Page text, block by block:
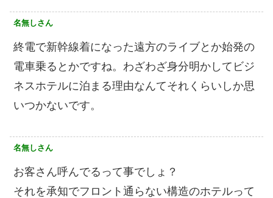
名無しさん
終電で新幹線着になった遠方のライブとか始発の
電車乗るとかですね。わざわざ身分明かしてビジ
ネスホテルに泊まる理由なんてそれくらいしか思
いつかないです。
名無しさん
お客さん呼んでるって事でしょ？
それを承知でフロント通らない構造のホテルって